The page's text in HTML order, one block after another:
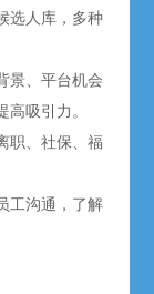
选人库，多种
景、平台机会
吸引力。
职、社保、福
工沟通，了解